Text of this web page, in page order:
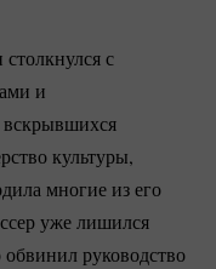
с
и
вскрывшихся
культуры,
многие из его
уже лишился
руководство